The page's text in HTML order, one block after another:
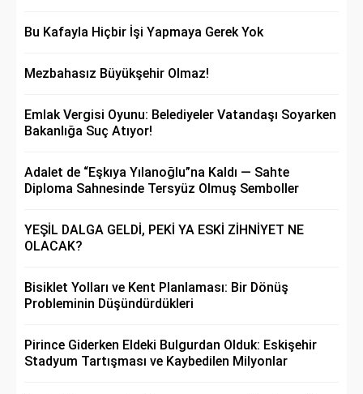
Bu Kafayla Hiçbir İşi Yapmaya Gerek Yok
Mezbahasız Büyükşehir Olmaz!
Emlak Vergisi Oyunu: Belediyeler Vatandaşı Soyarken
Bakanlığa Suç Atıyor!
Adalet de “Eşkıya Yılanoğlu”na Kaldı — Sahte
Diploma Sahnesinde Tersyüz Olmuş Semboller
YEŞİL DALGA GELDİ, PEKİ YA ESKİ ZİHNİYET NE
OLACAK?
Bisiklet Yolları ve Kent Planlaması: Bir Dönüş
Probleminin Düşündürdükleri
Pirince Giderken Eldeki Bulgurdan Olduk: Eskişehir
Stadyum Tartışması ve Kaybedilen Milyonlar